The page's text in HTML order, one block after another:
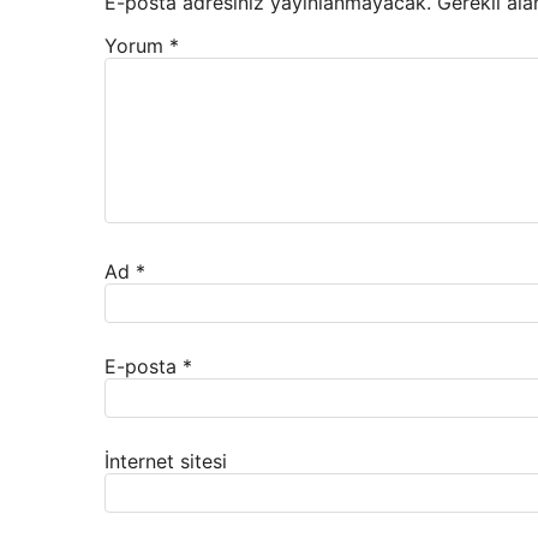
Yorum *
Ad *
E-posta *
İnternet sitesi